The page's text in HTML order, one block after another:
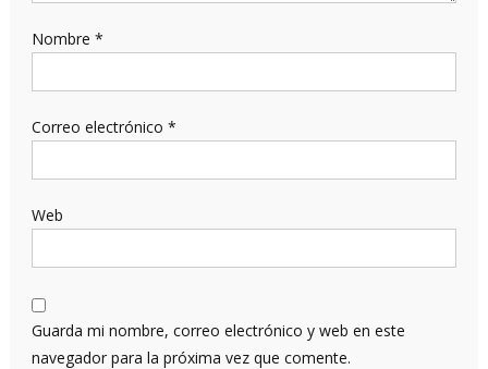
Nombre *
Correo electrónico *
Web
Guarda mi nombre, correo electrónico y web en este
navegador para la próxima vez que comente.